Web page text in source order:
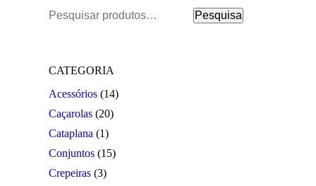
Pesquisar
Pesquisa
CATEGORIA
Acessórios (14)
Caçarolas (20)
Cataplana (1)
Conjuntos (15)
Crepeiras (3)